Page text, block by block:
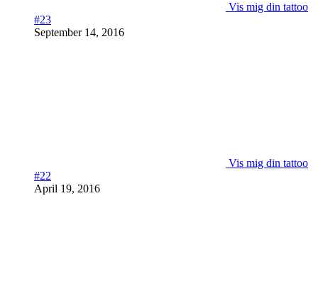
Vis mig din tattoo
#23
September 14, 2016
Vis mig din tattoo
#22
April 19, 2016